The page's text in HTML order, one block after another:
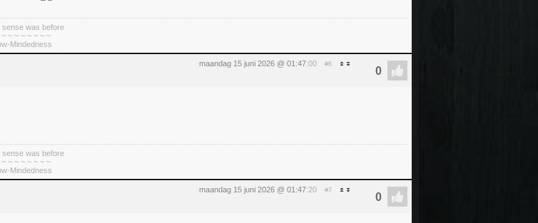
sense was before
~ ~ ~ ~ ~ ~ ~
Mindedness
maandag 15 juni 2026 @ 01:47:00 #6
sense was before
~ ~ ~ ~ ~ ~ ~
Mindedness
maandag 15 juni 2026 @ 01:47:20 #7